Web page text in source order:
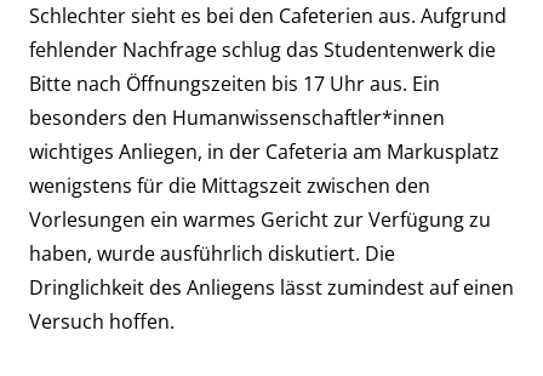
Schlechter sieht es bei den Cafeterien aus. Aufgrund
fehlender Nachfrage schlug das Studentenwerk die
Bitte nach Öffnungszeiten bis 17 Uhr aus. Ein
besonders den Humanwissenschaftler*innen
wichtiges Anliegen, in der Cafeteria am Markusplatz
wenigstens für die Mittagszeit zwischen den
Vorlesungen ein warmes Gericht zur Verfügung zu
haben, wurde ausführlich diskutiert. Die
Dringlichkeit des Anliegens lässt zumindest auf einen
Versuch hoffen.